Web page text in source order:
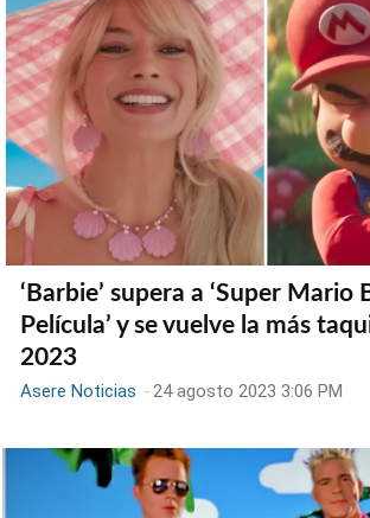
‘Barbie’ supera a ‘Super Mario
Película’ y se vuelve la más
2023
Asere Noticias - 24 agosto 2023 3:06 PM